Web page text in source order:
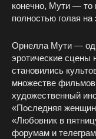
конечно, Мути — то
полностью голая на
Орнелла Мути —
эротические сцены
становились
множестве
художественный
«Последняя
«Любовник в
форумам и